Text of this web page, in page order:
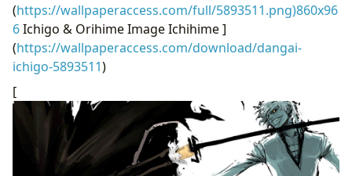
(https://wallpaperaccess.com/full/5893511.png)860x96
6Ichigo & Orihime Image Ichihime ]
(https://wallpaperaccess.com/download/dangai-
ichigo-5893511)
[